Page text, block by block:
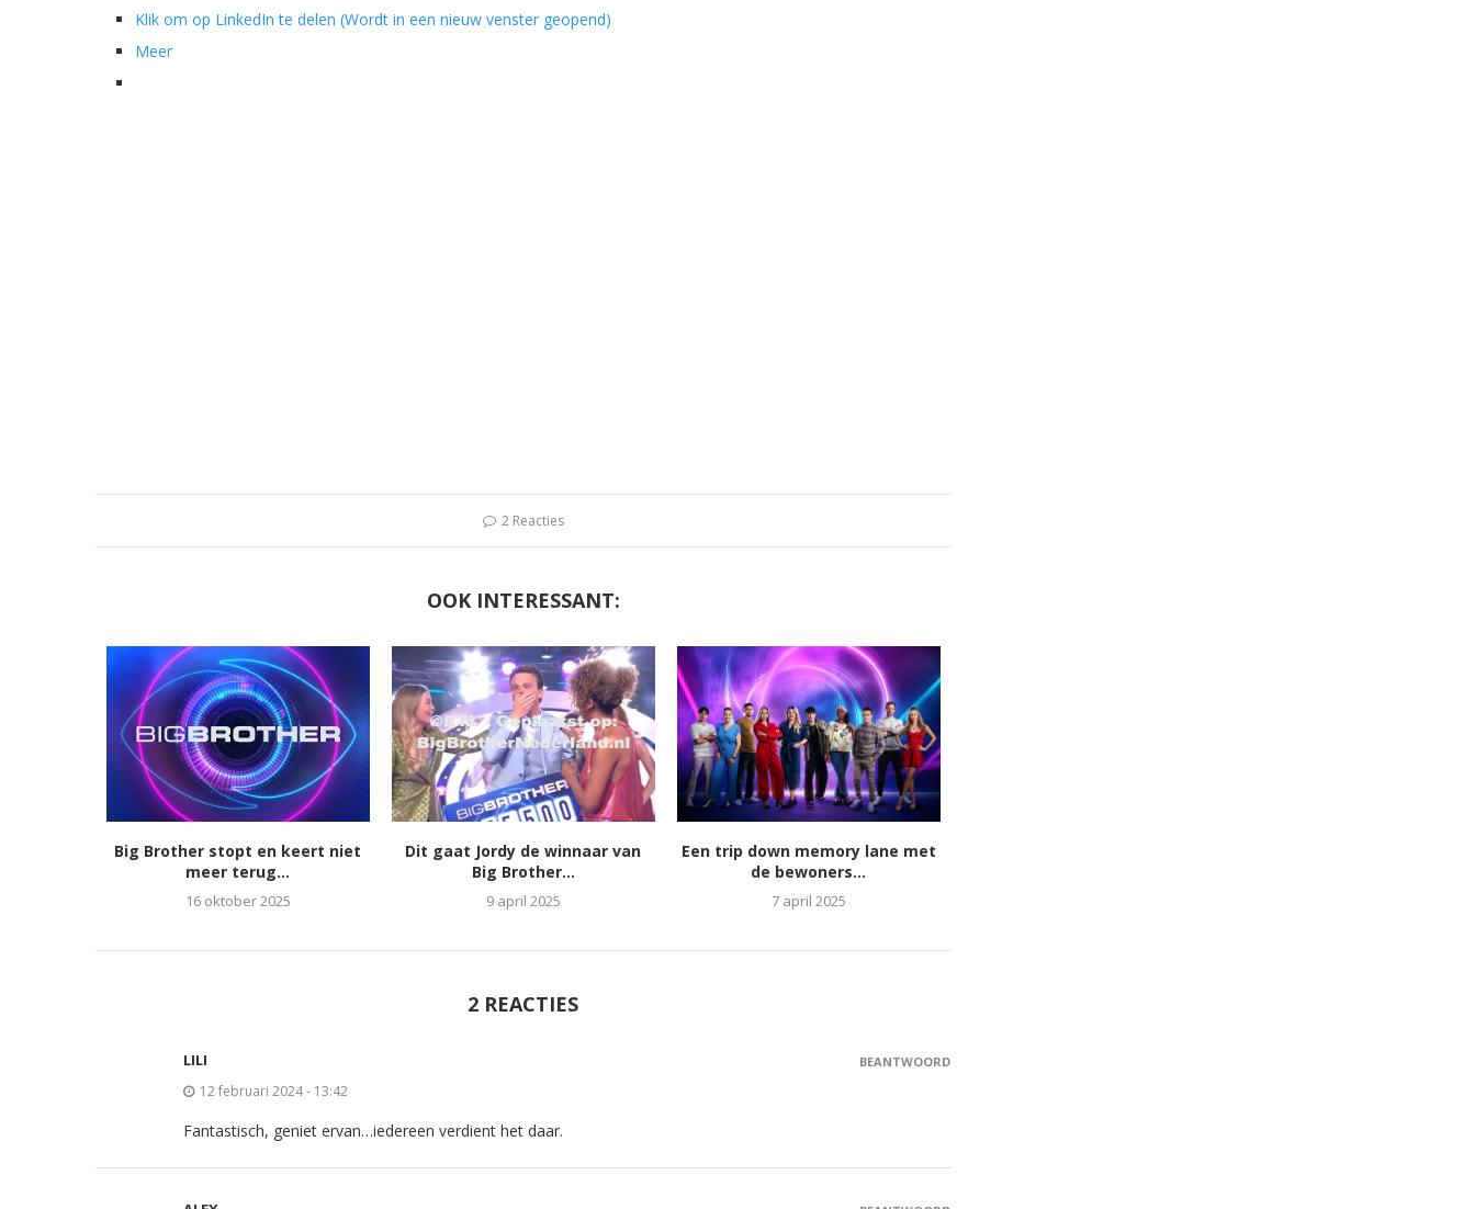
Klik om op LinkedIn te delen (Wordt in een nieuw venster geopend)
Meer
2 Reacties
OOK INTERESSANT:
Big Brother stopt en keert niet
meer terug...
16 oktober 2025
Dit gaat Jordy de winnaar van
Big Brother...
9 april 2025
Een trip down memory lane met
de bewoners...
7 april 2025
2 REACTIES
LILI
12 februari 2024 - 13:42
Fantastisch, geniet ervan…iedereen verdient het daar.
BEANTWOORD